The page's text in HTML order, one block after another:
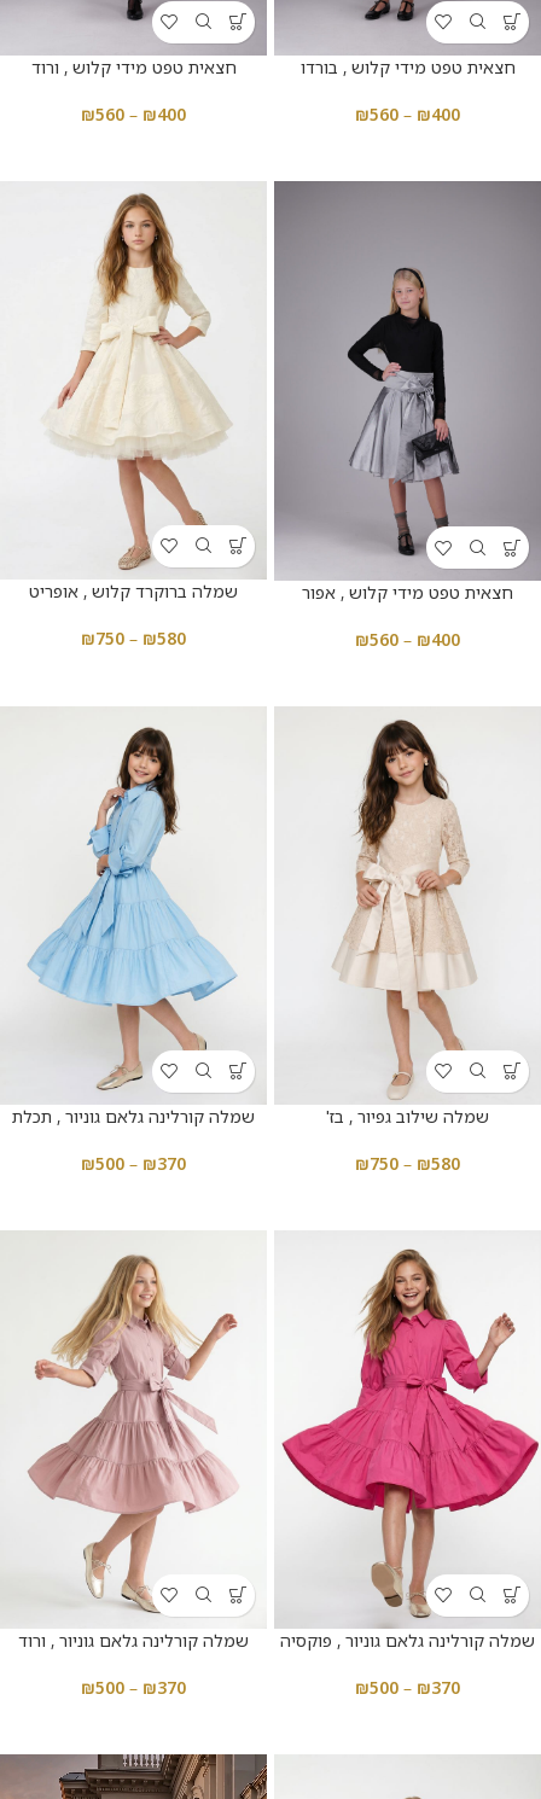
חצאית טפט מידי קלוש , בורדו
₪400
–
₪560
חצאית טפט מידי קלוש , ורוד
₪400
–
₪560
חצאית טפט מידי קלוש , אפור
₪400
–
₪560
שמלה ברוקרד קלוש , אופריט
₪580
–
₪750
שמלה שילוב גפיור , בז'
₪580
–
₪750
שמלה קורלינה גלאם גוניור , תכלת
₪370
–
₪500
שמלה קורלינה גלאם גוניור , פוקסיה
₪370
–
₪500
שמלה קורלינה גלאם גוניור , ורוד
₪370
–
₪500